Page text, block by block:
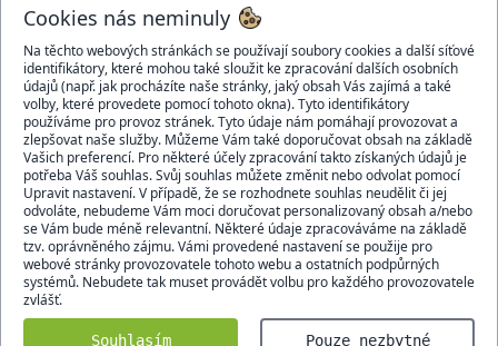
Cookies nás neminuly
Na těchto webových stránkách se používají soubory cookies a další síťové
identifikátory, které mohou také sloužit ke zpracování dalších osobních
údajů (např. jak procházíte naše stránky, jaký obsah Vás zajímá a také
volby, které provedete pomocí tohoto okna). Tyto identifikátory
používáme pro provoz stránek. Tyto údaje nám pomáhají provozovat a
zlepšovat naše služby. Můžeme Vám také doporučovat obsah na základě
Vašich preferencí. Pro některé účely zpracování takto získaných údajů je
potřeba Váš souhlas. Svůj souhlas můžete změnit nebo odvolat pomocí
Upravit nastavení. V případě, že se rozhodnete souhlas neudělit či jej
odvoláte, nebudeme Vám moci doručovat personalizovaný obsah a/nebo
se Vám bude méně relevantní. Některé údaje zpracováváme na základě
tzv. oprávněného zájmu. Vámi provedené nastavení se použije pro
webové stránky provozovatele tohoto webu a ostatních podpůrných
systémů. Nebudete tak muset provádět volbu pro každého provozovatele
zvlášť.
Souhlasím Pouze nezbytné
DOPRAVCI
BEZPEČNÝ OBCHOD
Domacidoplnky.cz © 2007 - 2026